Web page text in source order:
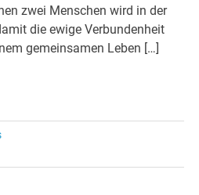
zwei Menschen wird in der
die ewige Verbundenheit
gemeinsamen Leben […]